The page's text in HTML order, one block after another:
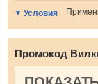
Условия
Промокод